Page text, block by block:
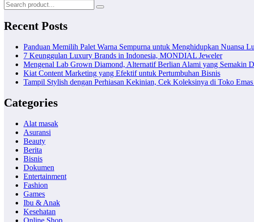
Recent Posts
Panduan Memilih Palet Warna Sempurna untuk Menghidupkan Nuansa
7 Keunggulan Luxury Brands in Indonesia, MONDIAL Jeweler
Mengenal Lab Grown Diamond, Alternatif Berlian Alami yang Semakin
Kiat Content Marketing yang Efektif untuk Pertumbuhan Bisnis
Tampil Stylish dengan Perhiasan Kekinian, Cek Koleksinya di Toko
Categories
Alat masak
Asuransi
Beauty
Berita
Bisnis
Dokumen
Entertainment
Fashion
Games
Ibu & Anak
Kesehatan
Online Shop